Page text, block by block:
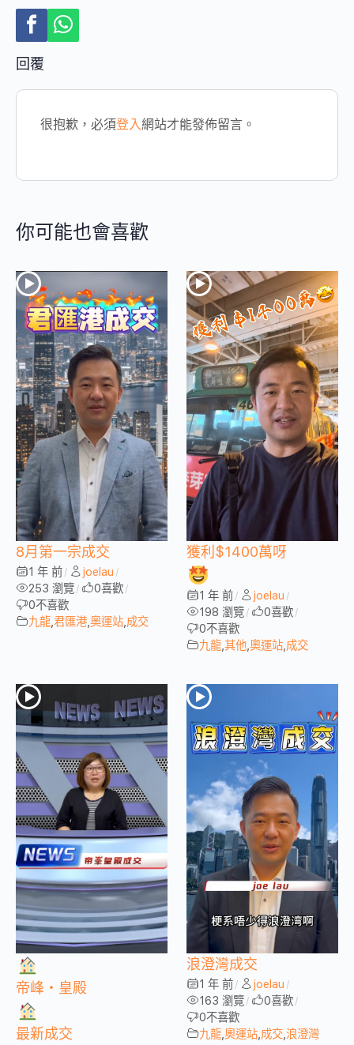
回覆
很抱歉，必須登入網站才能發佈留言。
你可能也會喜歡
8月第一宗成交
1 年 前 / joelau /
253 瀏覽 / 0喜歡 /
0不喜歡
九龍 君匯港 奧運站 成交
獲利$1400萬呀
1 年 前 / joelau /
198 瀏覽 / 0喜歡 /
0不喜歡
九龍 其他 奧運站 成交
帝峰・皇殿
最新成交
浪澄灣成交
1 年 前 / joelau /
163 瀏覽 / 0喜歡 /
0不喜歡
九龍 奧運站 成交 浪澄灣